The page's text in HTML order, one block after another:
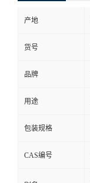
产地
货号
品牌
用途
包装规格
CAS编号